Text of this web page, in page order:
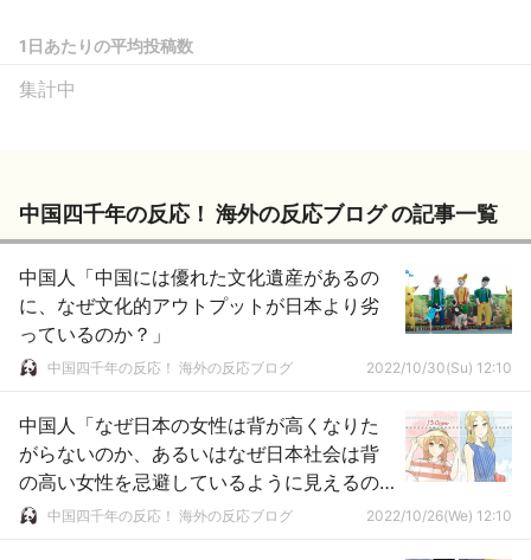
1日あたりの平均投稿数
集計中
中国四千年の反応！ 海外の反応ブログ の記事一覧
中国人「中国には優れた文化遺産があるの
に、なぜ文化的アウトプットが日本より劣
っているのか？」
中国四千年の反応！ 海外の反応ブログ 2022/10/30(Su) 12:10
中国人「なぜ日本の女性は背が高くなりた
がらないのか、あるいはなぜ日本社会は背
の高い女性を忌避しているように見えるの
か？」中国四千年の反応！ 海外の反応ブログ 2022/10/26(We) 12:10